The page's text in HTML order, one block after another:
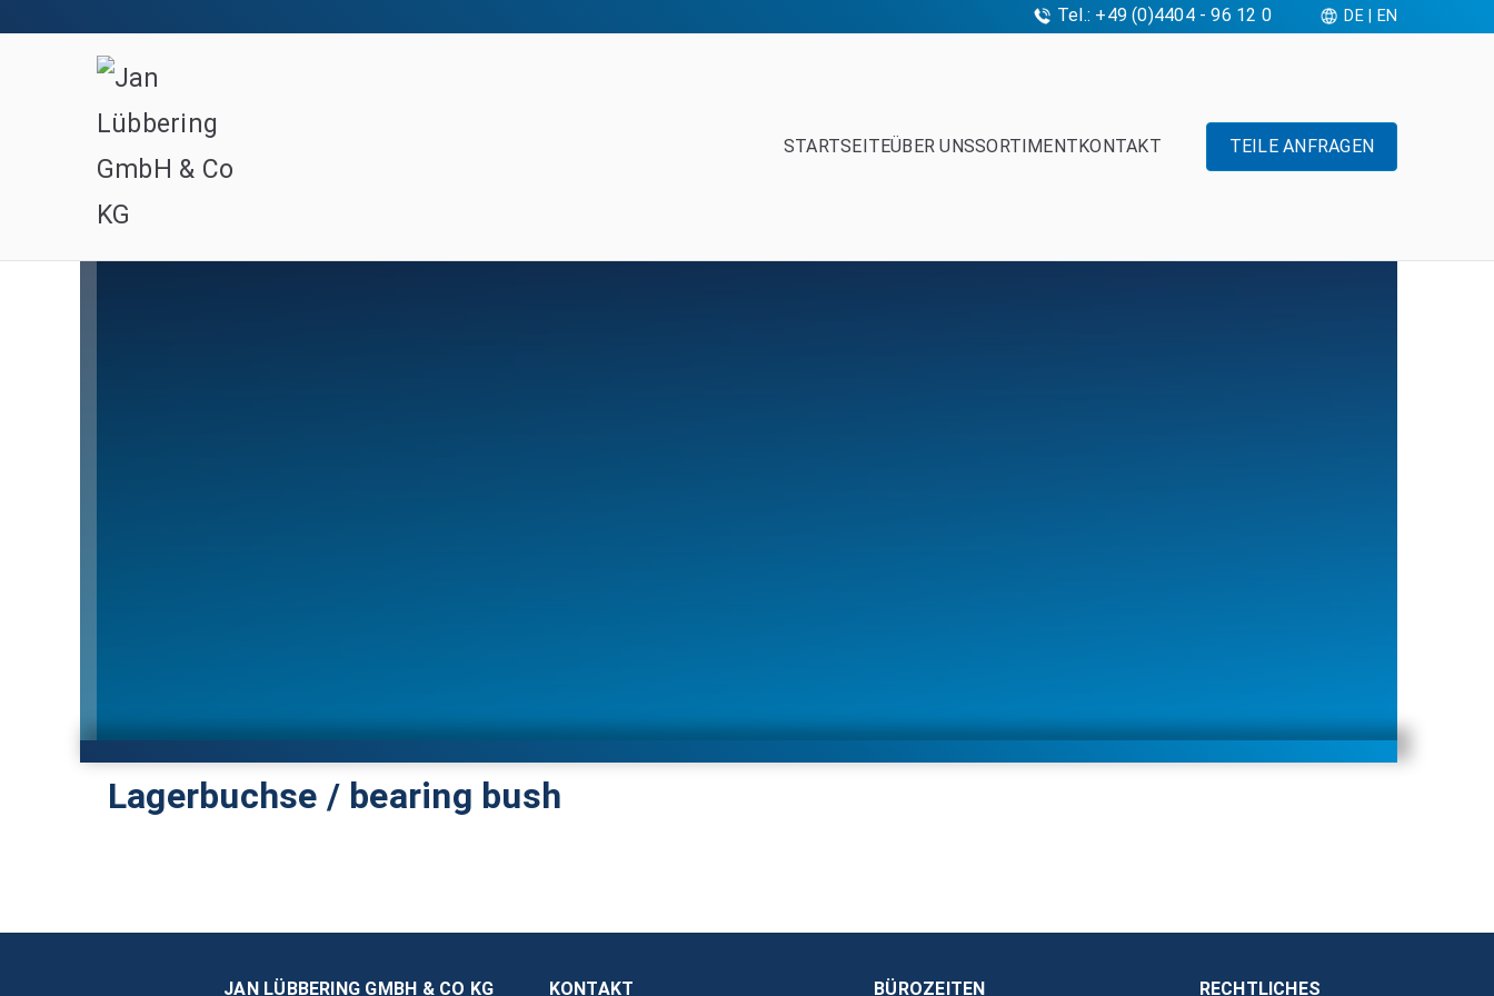
Tel.: +49 (0)4404 - 96 12 0 DE| EN
STARTSEITEÜBER UNSSORTIMENTKONTAKT TEILE ANFRAGEN
Lagerbuchse / bearing bush
JAN LÜBBERING GMBH & CO KG KONTAKT BÜROZEITEN RECHTLICHES